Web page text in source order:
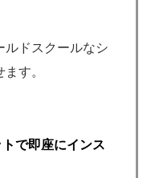
ルドスクールなシ
す。
で即座にインス